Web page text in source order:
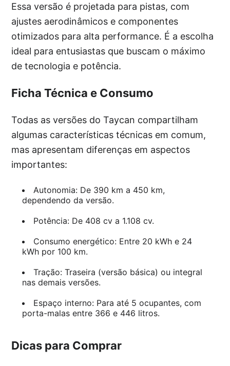
Essa versão é projetada para pistas, com
ajustes aerodinâmicos e componentes
otimizados para alta performance. É a escolha
ideal para entusiastas que buscam o máximo
de tecnologia e potência.
Ficha Técnica e Consumo
Todas as versões do Taycan compartilham
algumas características técnicas em comum,
mas apresentam diferenças em aspectos
importantes:
Autonomia: De 390 km a 450 km,
dependendo da versão.
Potência: De 408 cv a 1.108 cv.
Consumo energético: Entre 20 kWh e 24
kWh por 100 km.
Tração: Traseira (versão básica) ou integral
nas demais versões.
Espaço interno: Para até 5 ocupantes, com
porta-malas entre 366 e 446 litros.
Dicas para Comprar